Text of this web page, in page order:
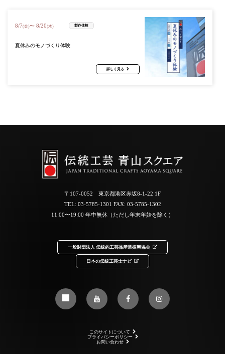
8/7(金)〜 8/20(木) 製作体験
夏休みのモノづくり体験
詳しく見る
〒107-0052 東京都港区赤坂8-1-22 1F
TEL: 03-5785-1301 FAX: 03-5785-1302
11:00〜19:00 年中無休（ただし年末年始を除く）
一般財団法人 伝統的工芸品産業振興協会
日本の伝統工芸士ナビ
このサイトについて
プライバシーポリシー
お問い合わせ